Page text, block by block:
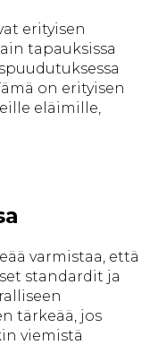
erityisen
tapauksissa
on erityisen
eläimille,
varmistaa, että
standardit ja
tärkeää, jos
viemistä